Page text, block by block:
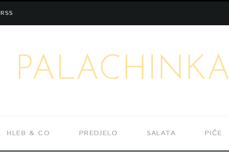
RSS
PALACHINKA
HLEB & CO PREDJELO SALATA PIĆE